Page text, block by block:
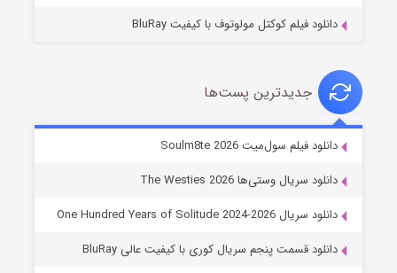
خاندان اژدها فصل ۳
دانلود فیلم کوکتل مولوتوف با کیفیت BluRay
جدیدترین پست‌ها
دانلود فیلم سول‌میت Soulm8te 2026
دانلود سریال وستی‌ها The Westies 2026
دانلود سریال One Hundred Years of Solitude 2024-2026
دانلود قسمت پنجم سریال کوری با کیفیت عالی BluRay